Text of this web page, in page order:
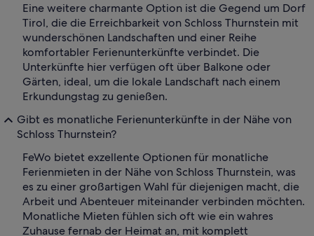
Eine weitere charmante Option ist die Gegend um Dorf
Tirol, die die Erreichbarkeit von Schloss Thurnstein mit
wunderschönen Landschaften und einer Reihe
komfortabler Ferienunterkünfte verbindet. Die
Unterkünfte hier verfügen oft über Balkone oder
Gärten, ideal, um die lokale Landschaft nach einem
Erkundungstag zu genießen.
Gibt es monatliche Ferienunterkünfte in der Nähe von
Schloss Thurnstein?
FeWo bietet exzellente Optionen für monatliche
Ferienmieten in der Nähe von Schloss Thurnstein, was
es zu einer großartigen Wahl für diejenigen macht, die
Arbeit und Abenteuer miteinander verbinden möchten.
Monatliche Mieten fühlen sich oft wie ein wahres
Zuhause fernab der Heimat an, mit komplett